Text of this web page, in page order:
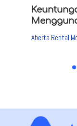
Aberta Rental